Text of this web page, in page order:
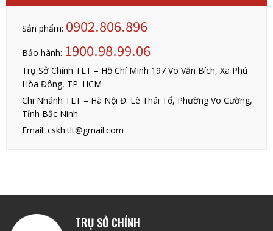
Sản phẩm: 0902.806.896
Bảo hành: 1900.98.99.06
Trụ Sở Chính TLT – Hồ Chí Minh 197 Võ Văn Bích, Xã Phú
Hòa Đông, TP. HCM
Chi Nhánh TLT – Hà Nội Đ. Lê Thái Tổ, Phường Võ Cường,
Tỉnh Bắc Ninh
Email: cskh.tlt@gmail.com
TRỤ SỞ CHÍNH